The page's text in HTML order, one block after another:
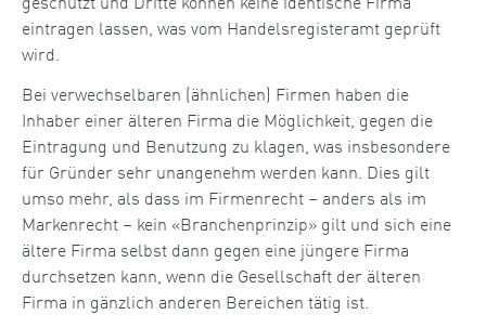
eintragen lassen, was vom Handelsregisteramt geprüft
wird.
Bei verwechselbaren (ähnlichen) Firmen haben die
Inhaber einer älteren Firma die Möglichkeit, gegen die
Eintragung und Benutzung zu klagen, was insbesondere
für Gründer sehr unangenehm werden kann. Dies gilt
umso mehr, als dass im Firmenrecht – anders als im
Markenrecht – kein «Branchenprinzip» gilt und sich eine
ältere Firma selbst dann gegen eine jüngere Firma
durchsetzen kann, wenn die Gesellschaft der älteren
Firma in gänzlich anderen Bereichen tätig ist.